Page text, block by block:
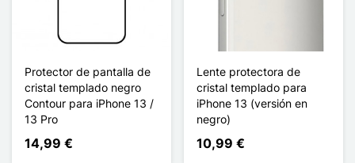
Protector de pantalla de
cristal templado negro
Contour para iPhone 13 /
13 Pro
14,99 €
Lente protectora de
cristal templado para
iPhone 13 (versión en
negro)
10,99 €